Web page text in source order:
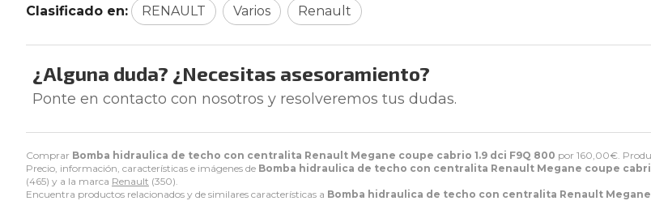
Comprar Bomba hidraulica de techo con centralita Renault Megane coupe cabrio 1.9 dci F9Q 800 por 160,00€ .
Precio, información, características e imágenes de Bomba hidraulica de techo con centralita Renault Megane coupe
(465) y a la marca Renault (350).
Encuentra productos relacionados y de similares características a Bomba hidraulica de techo con centralita Renault Megane
Clasificado en: RENAULT Varios Renault
¿Alguna duda? ¿Necesitas asesoramiento?
Ponte en contacto con nosotros y resolveremos tus dudas.